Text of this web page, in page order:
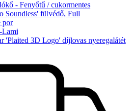
- Fenyőtű / cukormentes
Soundless' fülvédő, Full
por
Lami
'Plaited 3D Logo' díjlovas nyeregalátét